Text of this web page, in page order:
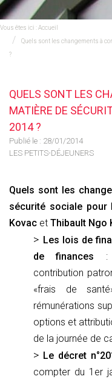
Vous êtes ici :Accueil
Quels sont les changements à
?
QUELS SONT LES
MATIÈRE DE
2014 ?
Publié le : 28/01/2014
LES PETITS-DÉJEUNERS
Quels sont les
sécurité sociale pour
Kovac et Thibault Ngo
Les lois de
de finances :
contribution
«frais de
rémunérations
options et
de la journée de
Le décret
compter du 1er